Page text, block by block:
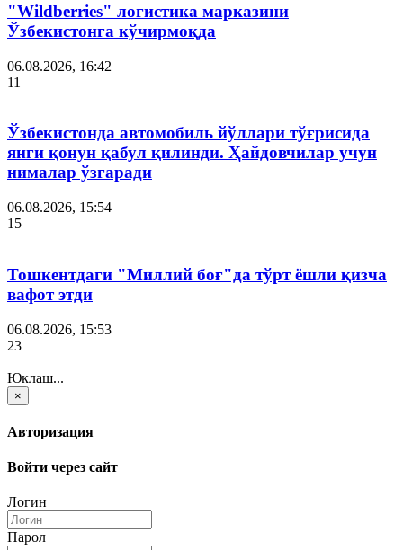
"Wildberries" логистика марказини
Ўзбекистонга кўчирмоқда
06.08.2026, 16:42
11
Ўзбекистонда автомобиль йўллари тўғрисида
янги қонун қабул қилинди. Ҳайдовчилар учун
нималар ўзгаради
06.08.2026, 15:54
15
Тошкентдаги "Миллий боғ"да тўрт ёшли қизча
вафот этди
06.08.2026, 15:53
23
Юклаш...
×
Авторизация
Войти через сайт
Логин
Парол